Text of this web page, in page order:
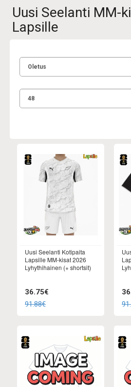
Uusi Seelanti MM-
Lapsille
Uusi Seelanti Kotipaita
Lapsille MM-kisat 2026
Lyhythihainen (+ shortsit)
36.75€
91.88€